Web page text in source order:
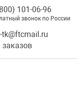
101-06-96
звонок по России
tk@ftcmail.ru